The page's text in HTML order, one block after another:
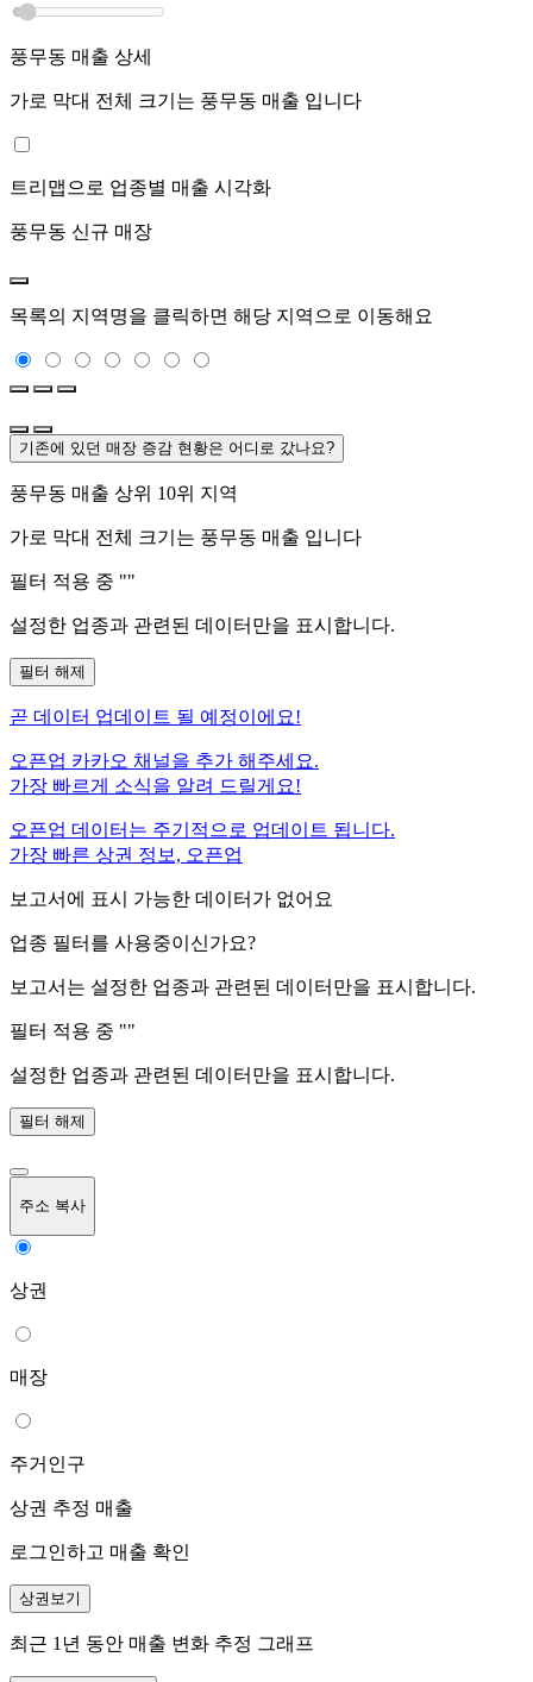
풍무동 매출 상세
가로 막대 전체 크기는 풍무동 매출 입니다
트리맵으로 업종별 매출 시각화
풍무동 신규 매장
목록의 지역명을 클릭하면 해당 지역으로 이동해요
기존에 있던 매장 증감 현황은 어디로 갔나요?
풍무동 매출 상위 10위 지역
가로 막대 전체 크기는 풍무동 매출 입니다
필터 적용 중 ""
설정한 업종과 관련된 데이터만을 표시합니다.
필터 해제
곧 데이터 업데이트 될 예정이에요!
오픈업 카카오 채널을 추가 해주세요.
가장 빠르게 소식을 알려 드릴게요!
오픈업 데이터는 주기적으로 업데이트 됩니다.
가장 빠른 상권 정보, 오픈업
보고서에 표시 가능한 데이터가 없어요
업종 필터를 사용중이신가요?
보고서는 설정한 업종과 관련된 데이터만을 표시합니다.
필터 적용 중 ""
설정한 업종과 관련된 데이터만을 표시합니다.
필터 해제
주소 복사
상권
매장
주거인구
상권 추정 매출
로그인하고 매출 확인
상권보기
최근 1년 동안 매출 변화 추정 그래프